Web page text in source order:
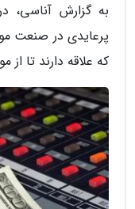
به گزارش آناسی،
پرعایدی در صنعت
که علاقه دارند تا